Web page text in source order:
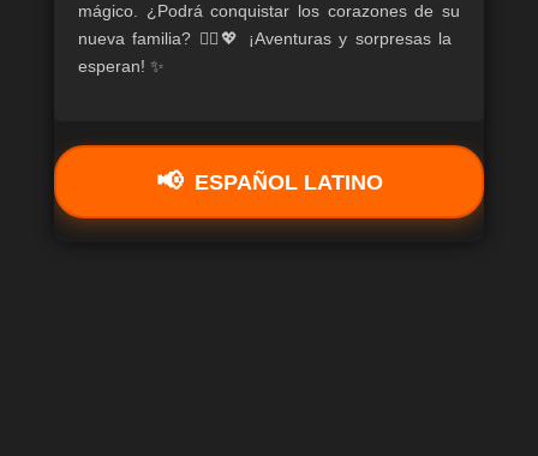
mágico. ¿Podrá conquistar los corazones de su
nueva familia? 🧙‍♀️💖 ¡Aventuras y sorpresas la
esperan! ✨
ESPAÑOL LATINO